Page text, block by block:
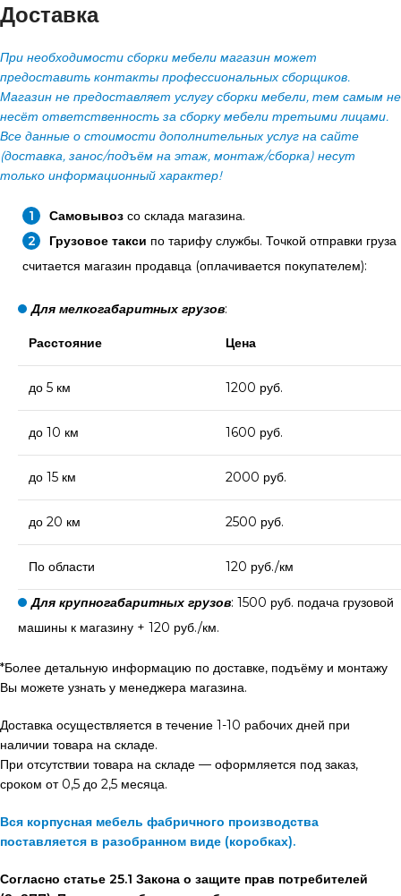
Доставка
При необходимости сборки мебели магазин может
предоставить контакты профессиональных сборщиков.
Магазин не предоставляет услугу сборки мебели, тем самым не
несёт ответственность за сборку мебели третьими лицами.
Все данные о стоимости дополнительных услуг на сайте
(доставка, занос/подъём на этаж, монтаж/сборка) несут
только информационный характер!
Самовывоз со склада магазина.
Грузовое такси по тарифу службы. Точкой отправки груза
считается магазин продавца (оплачивается покупателем):
Для мелкогабаритных грузов:
Расстояние Цена
до 5 км 1200 руб.
до 10 км 1600 руб.
до 15 км 2000 руб.
до 20 км 2500 руб.
По области 120 руб./км
Для крупногабаритных грузов: 1500 руб. подача грузовой
машины к магазину + 120 руб./км.
*Более детальную информацию по доставке, подъёму и монтажу
Вы можете узнать у менеджера магазина.
Доставка осуществляется в течение 1-10 рабочих дней при
наличии товара на складе.
При отсутствии товара на складе — оформляется под заказ,
сроком от 0,5 до 2,5 месяца.
Вся корпусная мебель фабричного производства
поставляется в разобранном виде (коробках).
Согласно статье 25.1 Закона о защите прав потребителей